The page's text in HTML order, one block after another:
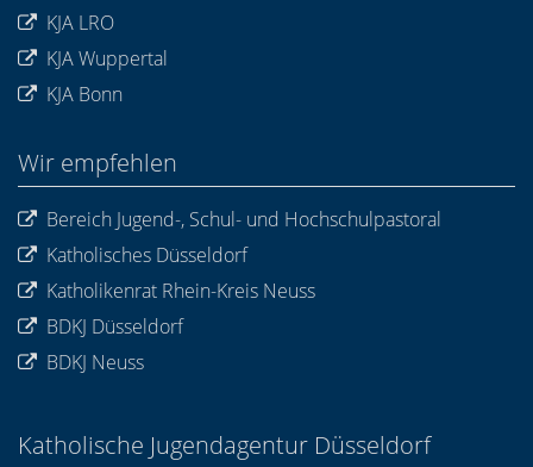
KJA LRO
KJA Wuppertal
KJA Bonn
Wir empfehlen
Bereich Jugend-, Schul- und Hochschulpastoral
Katholisches Düsseldorf
Katholikenrat Rhein-Kreis Neuss
BDKJ Düsseldorf
BDKJ Neuss
Katholische Jugendagentur Düsseldorf